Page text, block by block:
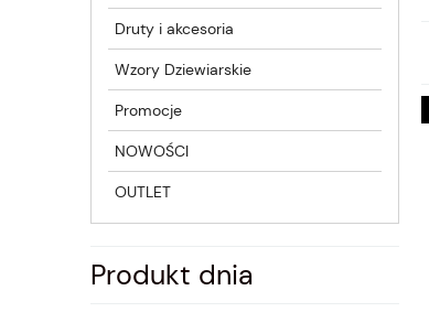
Druty i akcesoria
Wzory Dziewiarskie
Promocje
NOWOŚCI
OUTLET
Produkt dnia